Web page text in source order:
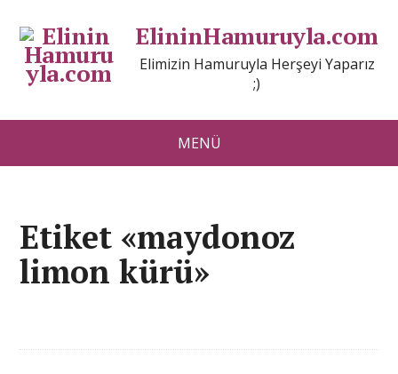
ElininHamuruyla.com
Elimizin Hamuruyla Herşeyi Yaparız
;)
MENÜ
Etiket «maydonoz
limon kürü»